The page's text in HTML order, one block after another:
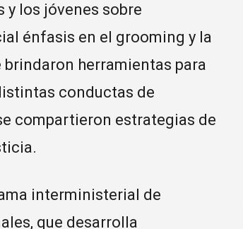
y los jóvenes sobre
énfasis en el grooming y la
herramientas para
conductas de
compartieron estrategias de
interministerial de
que desarrolla